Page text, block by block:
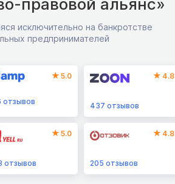
правовой альянс»
исключительно на банкротстве
предпринимателей
5.0
отзывов
4.8
437 отзывов
5.0
отзывов
4.8
205 отзывов